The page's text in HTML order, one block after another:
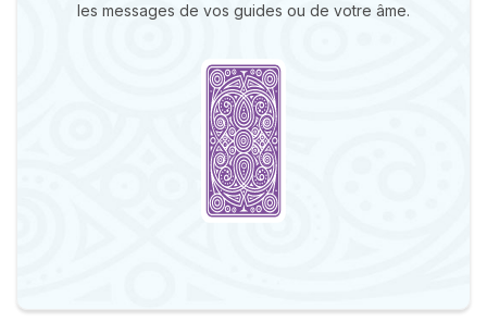
les messages de vos guides ou de votre âme.